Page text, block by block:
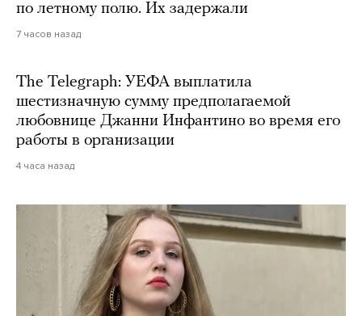
по летному полю. Их задержали
7 часов назад
The Telegraph: УЕФА выплатила
шестизначную сумму предполагаемой
любовнице Джанни Инфантино во время его
работы в организации
4 часа назад